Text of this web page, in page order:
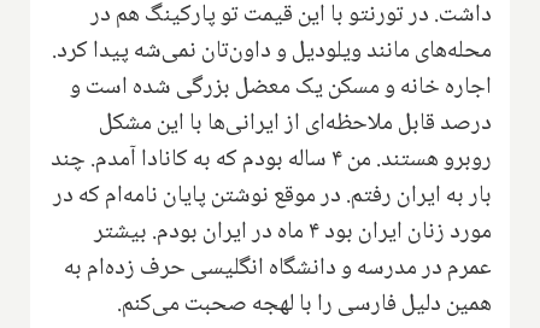
داشت‌. در تورنتو با این قیمت تو پارکینگ هم در
محله‌های مانند ویلودیل و داون‌تان نمی‌شه پیدا کرد‌.‌
اجاره خانه و مسکن یک معضل بزرگی شده است و
درصد‌ قابل ملاحظه‌ای از ایرانی‌ها با این مشکل
روبرو هستند. من ۴ ساله بودم که به کانادا آمدم‌.‌ چند
بار به ایران رفتم‌. در موقع نوشتن پایان نامه‌ام که در
مورد زنان ایران بود ۴ ماه در ایران بودم. بیشتر
عمرم در مدرسه و دانشگاه انگلیسی حرف زده‌ام به
همین دلیل‌ فارسی را با لهجه صحبت می‌کنم‌.